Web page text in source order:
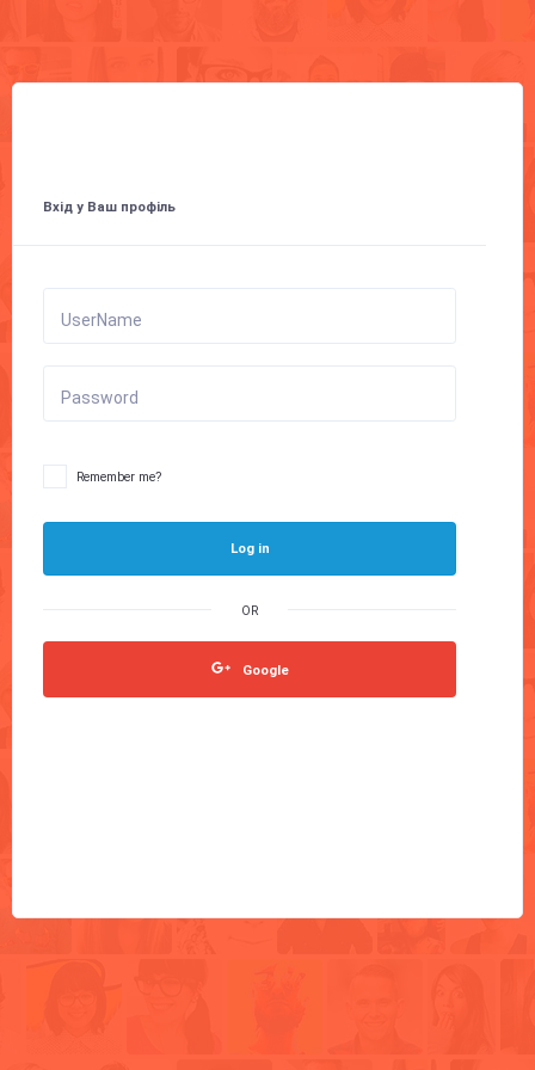
Вхід у Ваш профіль
UserName
Password
Remember me?
Log in
Google